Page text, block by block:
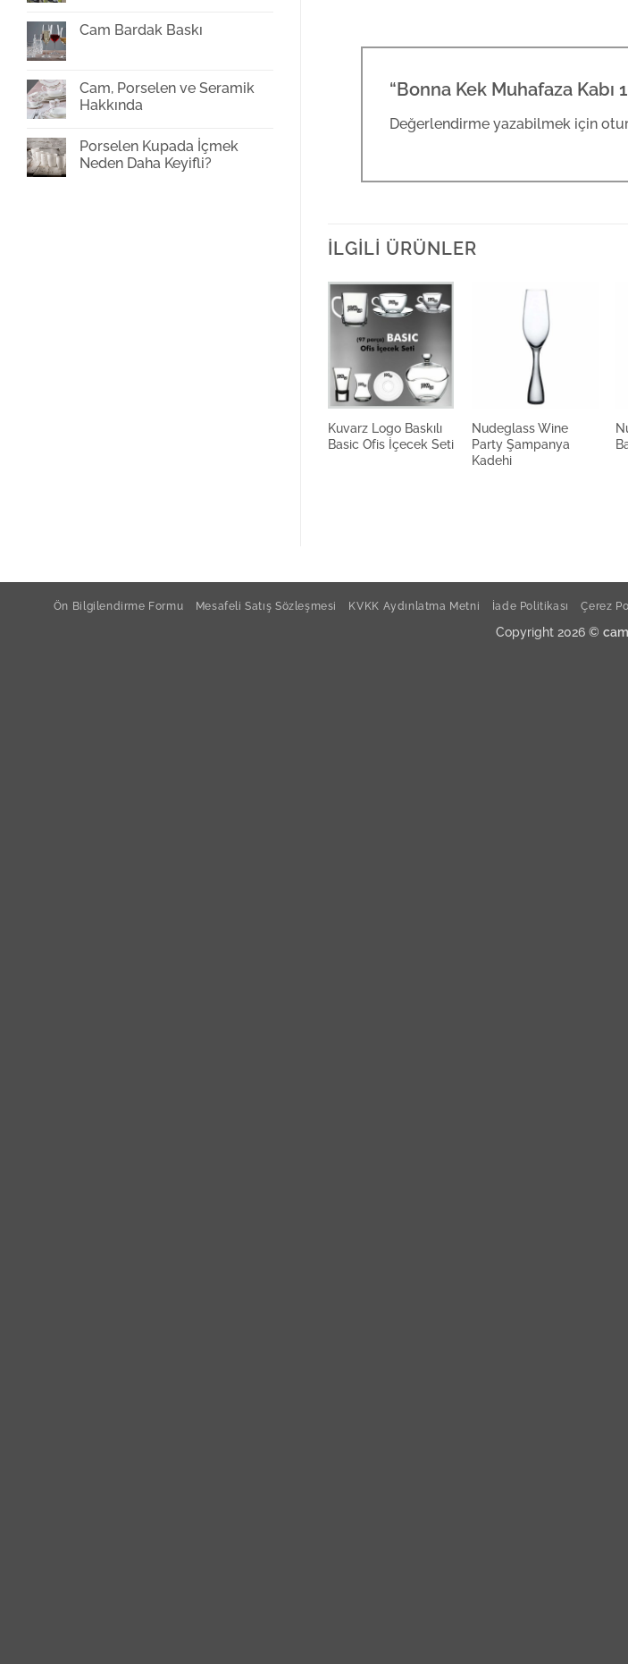
Bardak
Baskı
Cam Bardak Baskı
Bardak
Baskı
Cam, Porselen ve Seramik
Hakkında
Cam,
Porselen
ve
Porselen Kupada İçmek
Neden Daha Keyifli?
“Bonna Kek Muhafaza
Değerlendirme yazabilmek için
İLGILI ÜRÜNLER
Kuvarz Logo Baskılı
Basic Ofis İçecek Seti
Nudeglass Wine
Party Şampanya
Kadehi
Ön Bilgilendirme Formu Mesafeli Satış Sözleşmesi KVKK Aydınlatma Metni İade Politikası Çerez
Copyright 2026 ©